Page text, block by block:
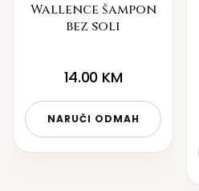
Wallence šampon
bez soli
14.00 KM
NARUČI ODMAH